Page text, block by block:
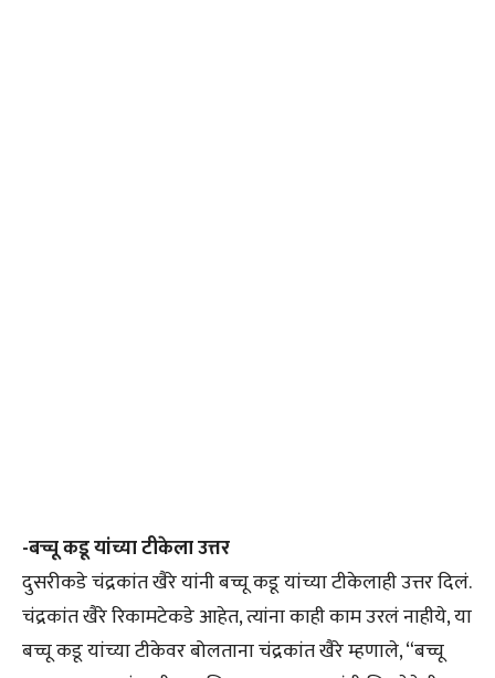
-बच्चू कडू यांच्या टीकेला उत्तर
दुसरीकडे चंद्रकांत खैरे यांनी बच्चू कडू यांच्या टीकेलाही उत्तर दिलं.
चंद्रकांत खैरे रिकामटेकडे आहेत, त्यांना काही काम उरलं नाहीये, या
बच्चू कडू यांच्या टीकेवर बोलताना चंद्रकांत खैरे म्हणाले, “बच्चू